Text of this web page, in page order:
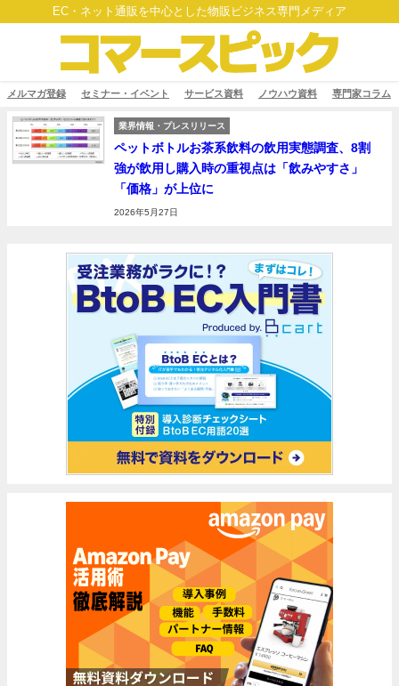
EC・ネット通販を中心とした物販ビジネス専門メディア
メルマガ登録 セミナー・イベント サービス資料 ノウハウ資料 専門家コラム
業界情報・プレスリリース
ペットボトルお茶系飲料の飲用実態調査、8割
強が飲用し購入時の重視点は「飲みやすさ」
「価格」が上位に
2026年5月27日